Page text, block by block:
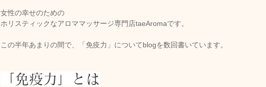
トリートメント施術詳細
女性の幸せのための
ホリスティックなアロママッサージ専門店taeAromaです。
この半年あまりの間で、「免疫力」についてblogを数回書いています。
「免疫力」とは